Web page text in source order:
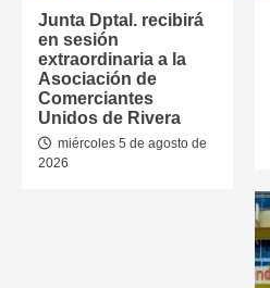
Junta Dptal. recibirá
en sesión
extraordinaria a la
Asociación de
Comerciantes
Unidos de Rivera
miércoles 5 de agosto de
2026